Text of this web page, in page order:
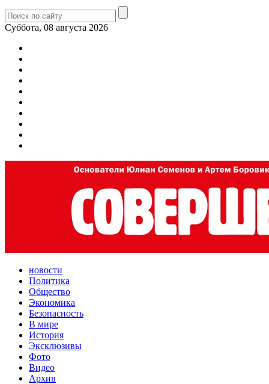
Суббота, 08 августа 2026
новости
Политика
Общество
Экономика
Безопасность
В мире
История
Эксклюзивы
Фото
Видео
Архив